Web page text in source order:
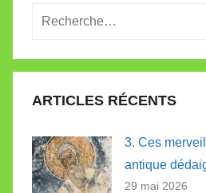
Recherche
:
ARTICLES RÉCENTS
3. Ces
antique
29 mai 2026